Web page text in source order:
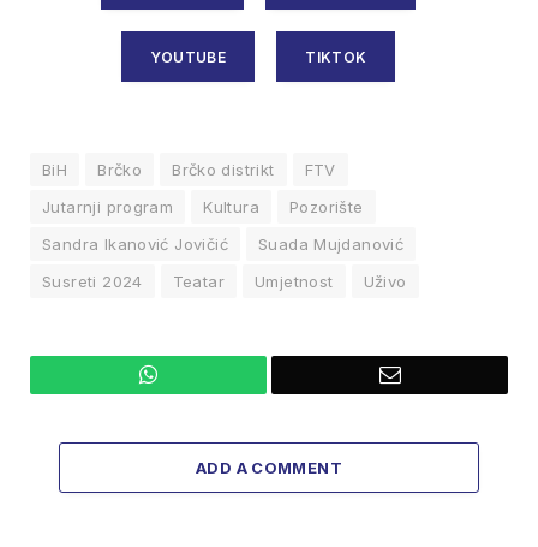
YOUTUBE TIKTOK
BiH Brčko Brčko distrikt
FTV
Jutarnji program
Kultura
Pozorište
Sandra Ikanović Jovičić
Suada Mujdanović
Susreti 2024
Teatar Umjetnost Uživo
WhatsApp Email
ADD A COMMENT